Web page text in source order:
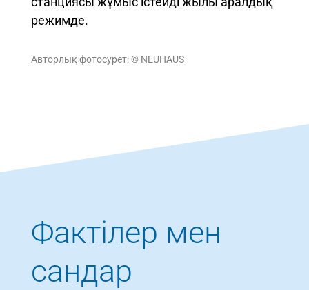
режимде.
Авторлық фотосурет: © NEUHAUS
Фактілер мен
сандар